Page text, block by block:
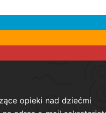
opieki nad dziećmi